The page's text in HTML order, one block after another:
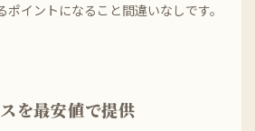
イントになること間違いなしです。
を最安値で提供